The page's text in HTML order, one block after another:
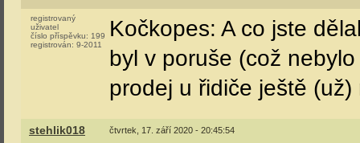
registrovaný
uživatel
číslo příspěvku: 199
registrován: 9-2011
Kočkopes: A co jste
byl v poruše (což
prodej u řidiče ještě (už)
stehlik018 čtvrtek, 17. září 2020 - 20:45:54